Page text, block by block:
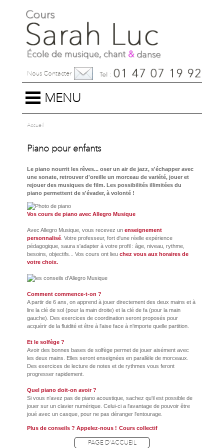
MENU
Nous Contacter
Accueil
Piano pour enfants
Le piano nourrit les rêves... oser un air de jazz, s'échapper avec
une sonate, retrouver d'oreille un morceau de variété, jouer et
rejouer des musiques de film. Les possibilités illimitées du
piano permettent de s'évader, à volonté !
Vos cours de piano avec Allegro Musique
Avec Allegro Musique, vous recevez un enseignement
personnalisé . Votre professeur, fort d'une réelle expérience
pédagogique, saura s'adapter à votre profil : âge, niveau, rythme,
besoins, objectifs... Vos cours ont lieu chez vous aux horaires de
votre choix.
Comment commence-t-on ?
A partir de 6 ans, on apprend à jouer directement des deux mains et à
lire la clé de sol (pour la main droite) et la clé de fa (pour la main
gauche). Des exercices de coordination seront proposés pour
acquérir de la fluidité et être à l'aise face à n'importe quelle partition.
Et le solfège ?
Avoir des bonnes bases de solfège permet de jouer aisément avec
les deux mains. Elles seront enseignées en parallèle de morceaux.
Des exercices de lecture de notes et de rythmes vous feront
progresser rapidement.
Quel piano doit-on avoir ?
Si vous n'avez pas de piano acoustique, sachez qu'il est possible de
jouer sur un clavier numérique. Celui-ci a l'avantage de pouvoir être
joué avec un casque, pour ne pas déranger l'entourage.
Plus de conseils ? Appelez-nous ! Cours collectif